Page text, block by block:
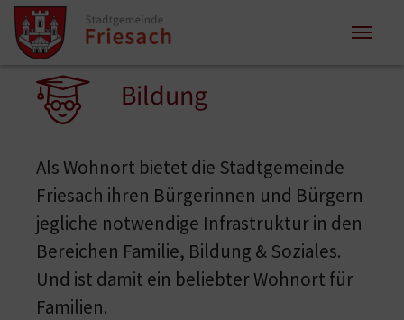
Zum Inhalt springen
Zum Seitenende springen
Sie sind hier: Bildung
Als Wohnort bietet die Stadtgemeinde
Friesach ihren Bürgerinnen und Bürgern
jegliche notwendige Infrastruktur in den
Bereichen Familie, Bildung & Soziales.
Und ist damit ein beliebter Wohnort für
Familien.